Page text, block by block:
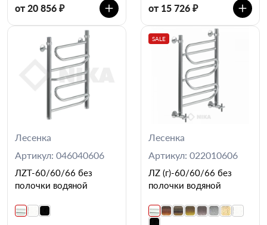
от 20 856 ₽ от 15 726 ₽
Лесенка
Артикул: 046040606
ЛZT-60/60/66 без
полочки водяной
SALE
Лесенка
Артикул: 022010606
ЛZ (г)-60/60/66 без
полочки водяной